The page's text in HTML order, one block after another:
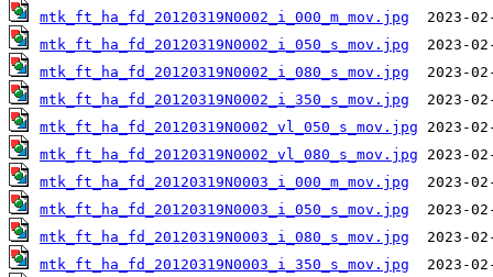
mtk_ft_ha_fd_20120319N0002_i_000_m_mov.jpg
mtk_ft_ha_fd_20120319N0002_i_050_s_mov.jpg
mtk_ft_ha_fd_20120319N0002_i_080_s_mov.jpg
mtk_ft_ha_fd_20120319N0002_i_350_s_mov.jpg
mtk_ft_ha_fd_20120319N0002_vl_050_s_mov.jpg
mtk_ft_ha_fd_20120319N0002_vl_080_s_mov.jpg
mtk_ft_ha_fd_20120319N0003_i_000_m_mov.jpg
mtk_ft_ha_fd_20120319N0003_i_050_s_mov.jpg
mtk_ft_ha_fd_20120319N0003_i_080_s_mov.jpg
mtk_ft_ha_fd_20120319N0003_i_350_s_mov.jpg